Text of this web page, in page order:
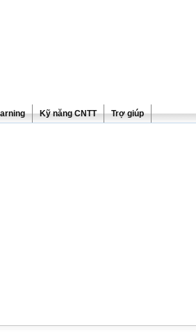
Kỹ năng CNTT Trợ giúp